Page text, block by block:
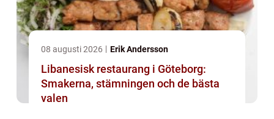
08 augusti 2026 Erik Andersson
Libanesisk restaurang i Göteborg:
Smakerna, stämningen och de bästa
valen